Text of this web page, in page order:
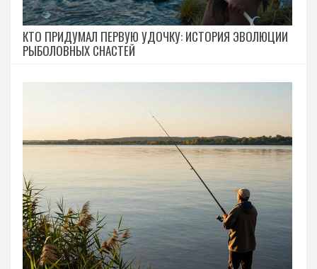
КТО ПРИДУМАЛ ПЕРВУЮ УДОЧКУ: ИСТОРИЯ ЭВОЛЮЦИИ
РЫБОЛОВНЫХ СНАСТЕЙ